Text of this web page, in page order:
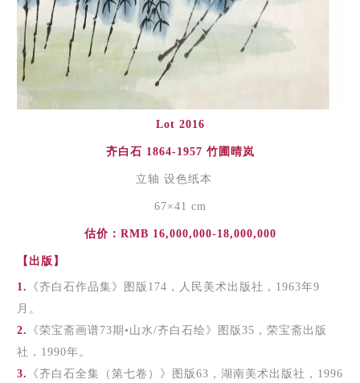
Lot 2016
齐白石 1864-1957 竹圃晴岚
立轴 设色纸本
67×41 cm
估价：RMB 16,000,000-18,000,000
【出版】
1.
《齐白石作品集》图版174，人民美术出版社，1963年9
月。
2.
《荣宝斋画谱73期•山水/齐白石绘》图版35，荣宝斋出版
社，1990年。
3.
《齐白石全集（第七卷）》图版63，湖南美术出版社，1996